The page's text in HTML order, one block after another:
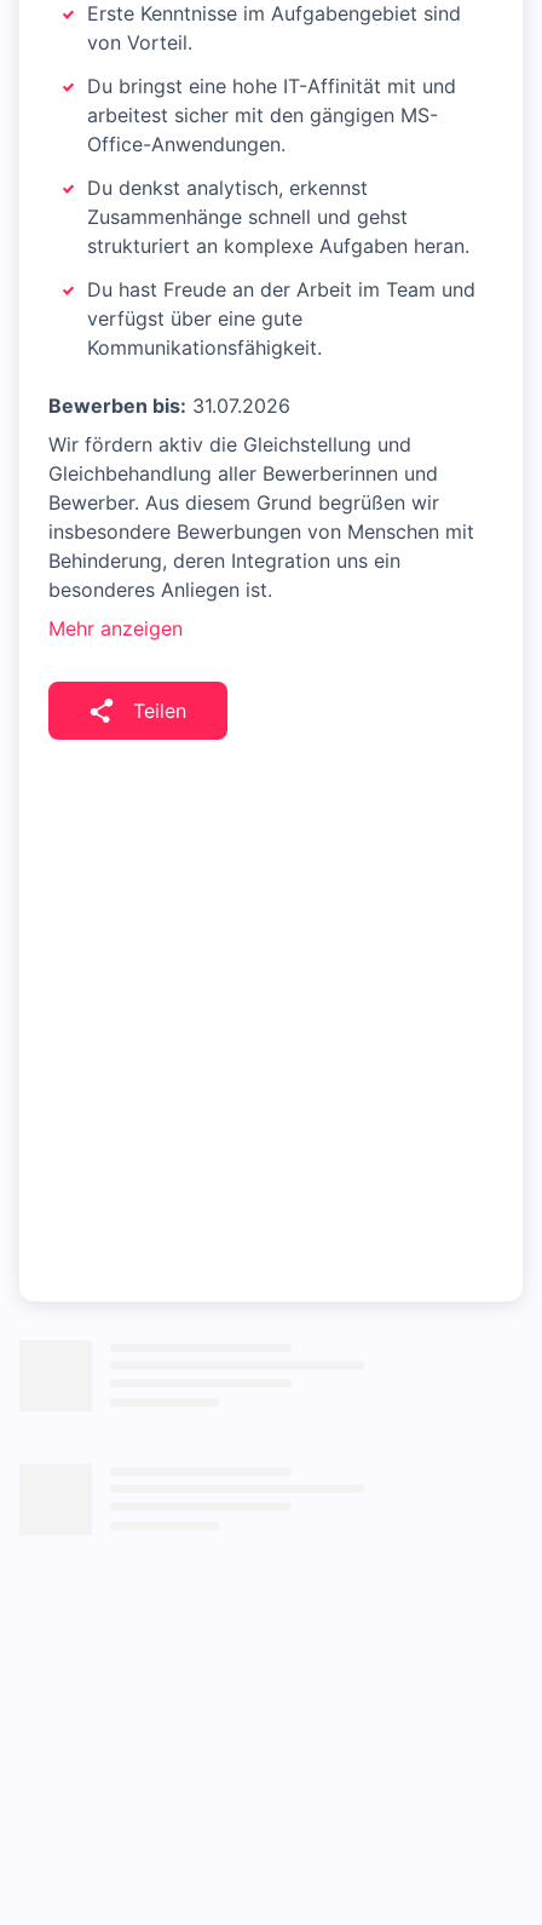
Erste Kenntnisse im Aufgabengebiet sind
von Vorteil.
Du bringst eine hohe IT-Affinität mit und
arbeitest sicher mit den gängigen MS-
Office-Anwendungen.
Du denkst analytisch, erkennst
Zusammenhänge schnell und gehst
strukturiert an komplexe Aufgaben heran.
Du hast Freude an der Arbeit im Team und
verfügst über eine gute
Kommunikationsfähigkeit.
Bewerben bis: 31.07.2026
Wir fördern aktiv die Gleichstellung und
Gleichbehandlung aller Bewerberinnen und
Bewerber. Aus diesem Grund begrüßen wir
insbesondere Bewerbungen von Menschen mit
Behinderung, deren Integration uns ein
besonderes Anliegen ist.
Mehr anzeigen
Teilen